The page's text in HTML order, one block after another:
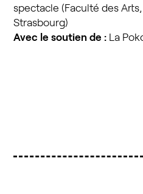
spectacle (Faculté des
Strasbourg)
Avec le soutien de :La